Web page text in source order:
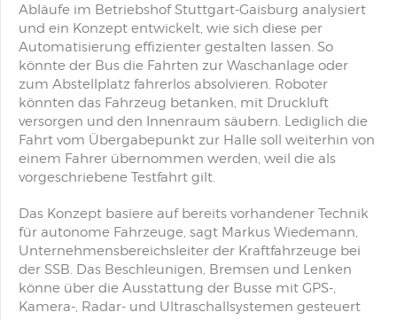
Abläufe im Betriebshof Stuttgart-Gaisburg analysiert
und ein Konzept entwickelt, wie sich diese per
Automatisierung effizienter gestalten lassen. So
könnte der Bus die Fahrten zur Waschanlage oder
zum Abstellplatz fahrerlos absolvieren. Roboter
könnten das Fahrzeug betanken, mit Druckluft
versorgen und den Innenraum säubern. Lediglich die
Fahrt vom Übergabepunkt zur Halle soll weiterhin von
einem Fahrer übernommen werden, weil die als
vorgeschriebene Testfahrt gilt.
Das Konzept basiere auf bereits vorhandener Technik
für autonome Fahrzeuge, sagt Markus Wiedemann,
Unternehmensbereichsleiter der Kraftfahrzeuge bei
der SSB. Das Beschleunigen, Bremsen und Lenken
könne über die Ausstattung der Busse mit GPS-,
Kamera-, Radar- und Ultraschallsystemen gesteuert